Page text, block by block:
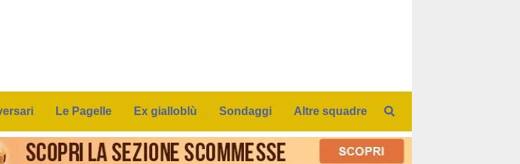
Le Pagelle Ex gialloblù Sondaggi Altre squadre